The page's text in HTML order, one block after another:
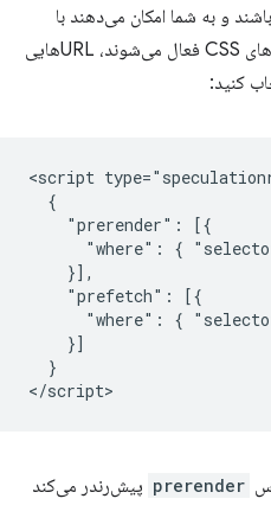
و به شما امکان می‌دهند با
استفاده از قوانینی که توسط کلاس‌های CSS فعال می‌شوند، URLهایی
کنید:
<script
  {
    "prerender": [{
"where": {
    }],
    "prefetch": [{
"where": {
    }]
  }
prerender پیش‌رندر می‌کند